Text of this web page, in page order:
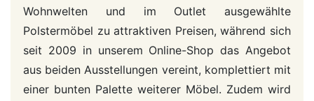
Wohnwelten und im Outlet ausgewählte
Polstermöbel zu attraktiven Preisen, während sich
seit 2009 in unserem Online-Shop das Angebot
aus beiden Ausstellungen vereint, komplettiert mit
einer bunten Palette weiterer Möbel. Zudem wird